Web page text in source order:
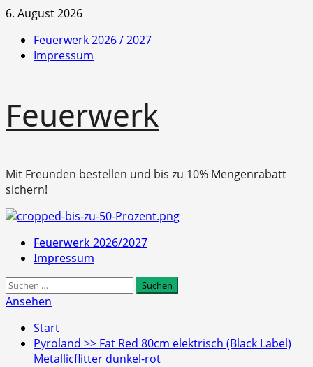
Zum
springen
6. August 2026
Feuerwerk 2026 / 2027
Impressum
Feuerwerk
Mit Freunden bestellen und bis zu 10% Mengenrabatt
sichern!
Primäres
Menü
Feuerwerk 2026/2027
Impressum
Suchen
nach:
Ansehen
Start
Pyroland >> Fat Red 80cm elektrisch (Black Label)
Metallicflitter dunkel-rot